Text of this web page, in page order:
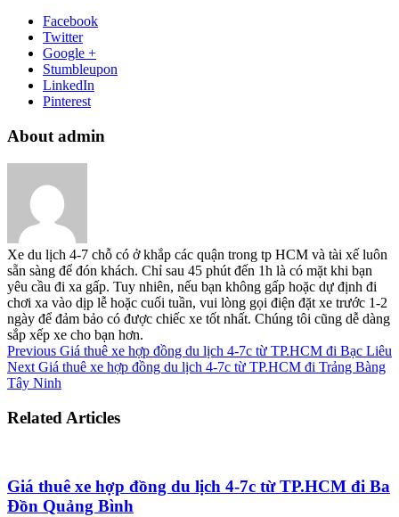
Facebook
Twitter
Google +
Stumbleupon
LinkedIn
Pinterest
About admin
Xe du lịch 4-7 chỗ có ở khắp các quận trong tp HCM và tài xế luôn
sẵn sàng để đón khách. Chỉ sau 45 phút đến 1h là có mặt khi bạn
yêu cầu đi xa gấp. Tuy nhiên, nếu bạn không gấp hoặc dự định đi
chơi xa vào dịp lễ hoặc cuối tuần, vui lòng gọi điện đặt xe trước 1-2
ngày để đảm bảo có được chiếc xe tốt nhất. Chúng tôi cũng dễ dàng
sắp xếp xe cho bạn hơn.
Previous Giá thuê xe hợp đồng du lịch 4-7c từ TP.HCM đi Bạc Liêu
Next Giá thuê xe hợp đồng du lịch 4-7c từ TP.HCM đi Trảng Bàng
Tây Ninh
Related Articles
Giá thuê xe hợp đồng du lịch 4-7c từ TP.HCM đi Ba
Đồn Quảng Bình